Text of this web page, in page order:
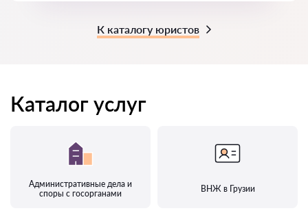
К каталогу юристов
Каталог услуг
Административные дела и
споры с госорганами
ВНЖ в Грузии